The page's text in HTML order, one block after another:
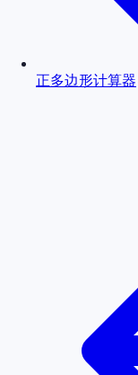
正多边形计算器